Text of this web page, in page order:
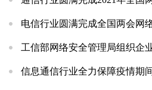
信息通信行业全力保障疫情期